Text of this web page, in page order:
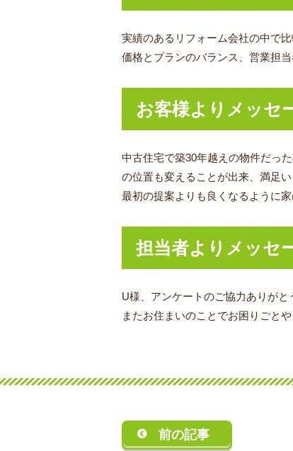
実績のあるリフォーム会社の中で
価格とプランのバランス、営業担
お客様よりメッセ
中古住宅で築30年越えの物件だっ
の位置も変えることが出来、満足
最初の提案よりも良くなるように
担当者よりメッセ
U様、アンケートのご協力ありがと
またお住まいのことでお困りごと
前の記事